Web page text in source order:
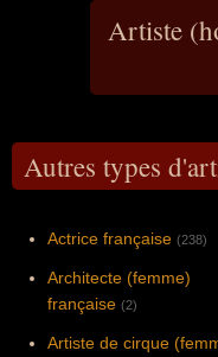
Artiste
Autres types
Actrice française (238)
Architecte (femme)
française (2)
Artiste de cirque